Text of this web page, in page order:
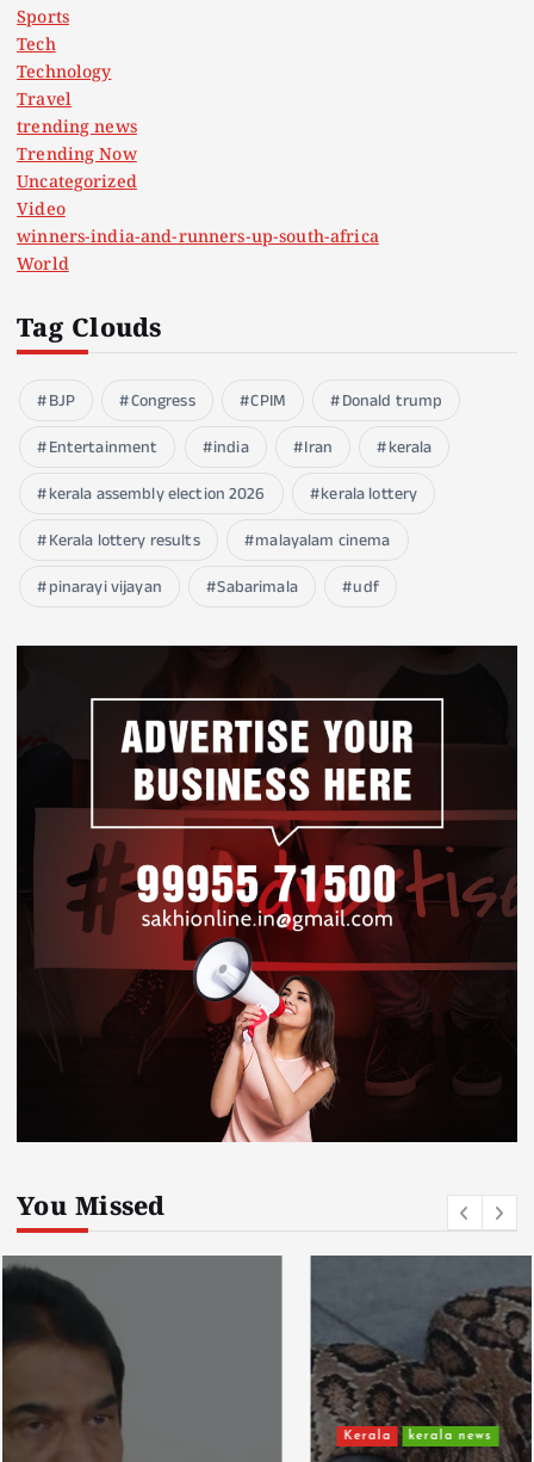
Sports
Tech
Technology
Travel
trending news
Trending Now
Uncategorized
Video
winners-india-and-runners-up-south-africa
World
Tag Clouds
BJP Congress CPIM
Donald trump
Entertainment
india Iran
kerala
kerala assembly election 2026
kerala lottery
Kerala lottery results
malayalam cinema
pinarayi vijayan
Sabarimala udf
You Missed